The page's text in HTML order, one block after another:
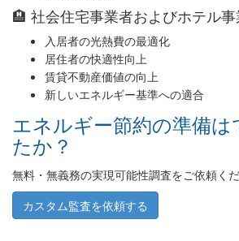
🏨 社会住宅事業者およびホテル
入居者の光熱費の最適化
居住者の快適性向上
賃貸不動産価値の向上
新しいエネルギー基準への適合
エネルギー節約の準備は
たか？
無料・無義務の実現可能性調査をご依頼くだ
カスタム監査を依頼する